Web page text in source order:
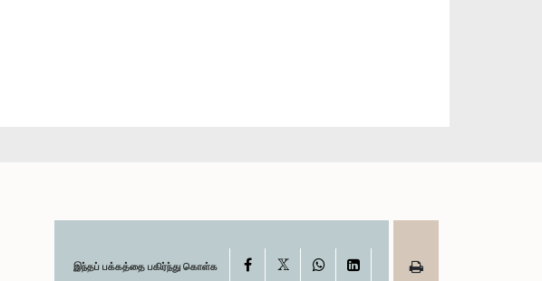
இந்தப் பக்கத்தை பகிர்ந்து கொள்க Facebook WhatsAppLinkedIn